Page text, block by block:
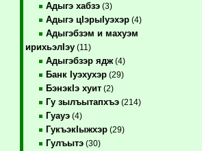
Адыгэ хабзэ(3)
Адыгэ цIэрыIуэхэр(4)
Адыгэбзэм и махуэм
ирихьэлIэу(11)
Адыгэбзэр ядж(4)
Банк Iуэхухэр(29)
БэнэкIэ хуит(2)
Гу зылъытапхъэ(214)
Гуауэ(4)
ГукъэкIыжхэр(29)
Гулъытэ(30)